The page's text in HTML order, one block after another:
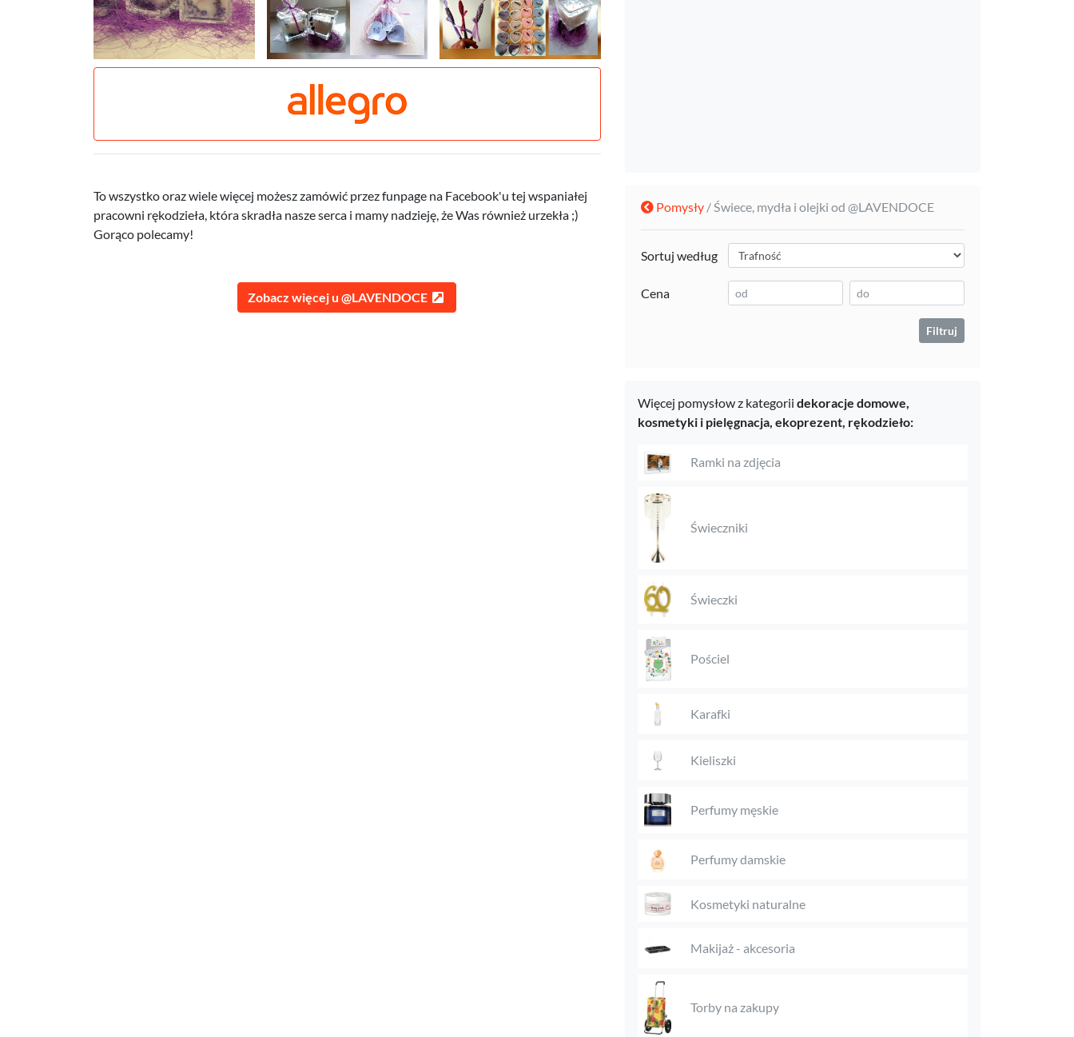
To wszystko oraz wiele więcej możesz zamówić przez funpage na Facebook'u tej wspaniałej
pracowni rękodzieła, która skradła nasze serca i mamy nadzieję, że Was również urzekła ;)
Gorąco polecamy!
Zobacz więcej u @LAVENDOCE
Pomysły / Świece, mydła i olejki od @LAVENDOCE
Sortuj według
Cena
Filtruj
Więcej pomysłow z kategorii dekoracje domowe,
kosmetyki i pielęgnacja, ekoprezent, rękodzieło:
Ramki na zdjęcia
Świeczniki
Świeczki
Pościel
Karafki
Kieliszki
Perfumy męskie
Perfumy damskie
Kosmetyki naturalne
Makijaż - akcesoria
Torby na zakupy